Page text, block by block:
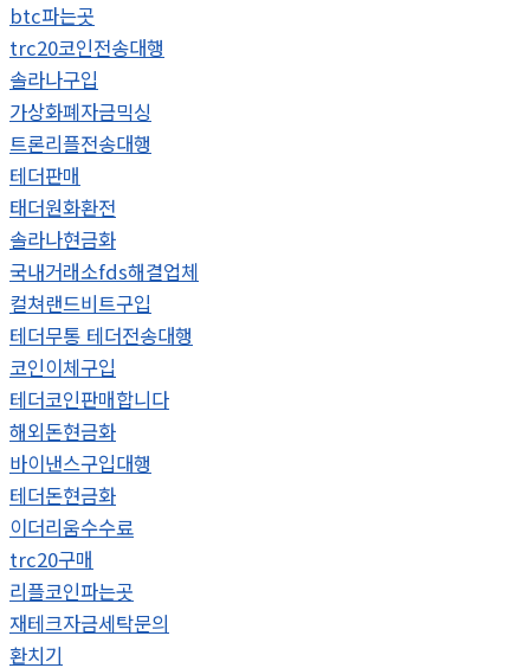
btc파는곳
trc20코인전송대행
솔라나구입
가상화폐자금믹싱
트론리플전송대행
테더판매
태더원화환전
솔라나현금화
국내거래소fds해결업체
컬쳐랜드비트구입
테더무통 테더전송대행
코인이체구입
테더코인판매합니다
해외돈현금화
바이낸스구입대행
테더돈현금화
이더리움수수료
trc20구매
리플코인파는곳
재테크자금세탁문의
환치기